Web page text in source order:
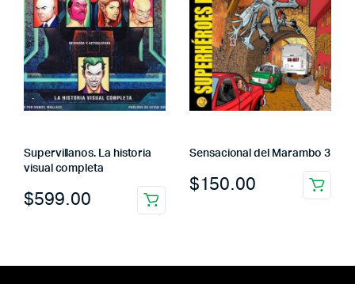
Supervillanos. La historia
visual completa
$599.00
Sensacional del Marambo 3
$150.00